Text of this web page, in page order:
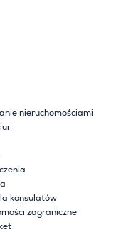
nieruchomościami
konsulatów
zagraniczne